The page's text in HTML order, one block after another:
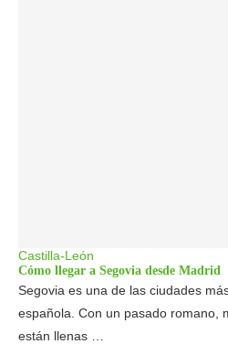
Castilla-León
Cómo llegar a Segovia desde Madrid
Segovia es una de las ciudades
española. Con un pasado romano,
están llenas …